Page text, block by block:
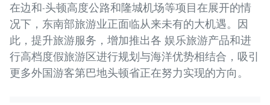
在边和-头顿高度公路和隆城机场等项目在展开的情
况下，东南部旅游业正面临从来未有的大机遇。因
此，提升旅游服务，增加推出各 娱乐旅游产品和进
行高档度假旅游区进行规划与海洋优势相结合，吸引
更多外国游客第巴地头顿省正在努力实现的方向。